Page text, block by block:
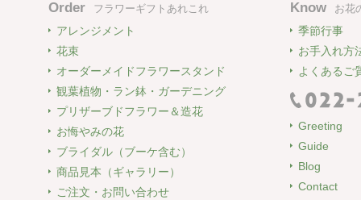
Order フラワーギフトあれこれ
アレンジメント
花束
オーダーメイドフラワースタンド
観葉植物・ラン鉢・ガーデニング
プリザーブドフラワー＆造花
お悔やみの花
ブライダル（ブーケ含む）
商品見本（ギャラリー）
ご注文・お問い合わせ
Know お花
季節行事
お手入れ方
よくあるご
Greeting
Guide
Blog
Contact